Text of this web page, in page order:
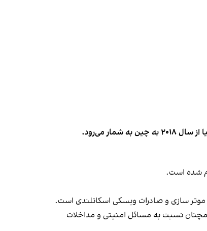
شده است.
سازی و صادرات ویسکی اسکاتلندی است.
همچنان نسبت به مسائل امنیتی و مداخلات